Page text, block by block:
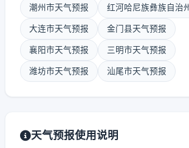
潮州市天气预报 红河哈尼族彝族自治
大连市天气预报 金门县天气预报
襄阳市天气预报 三明市天气预报
潍坊市天气预报 汕尾市天气预报
天气预报使用说明